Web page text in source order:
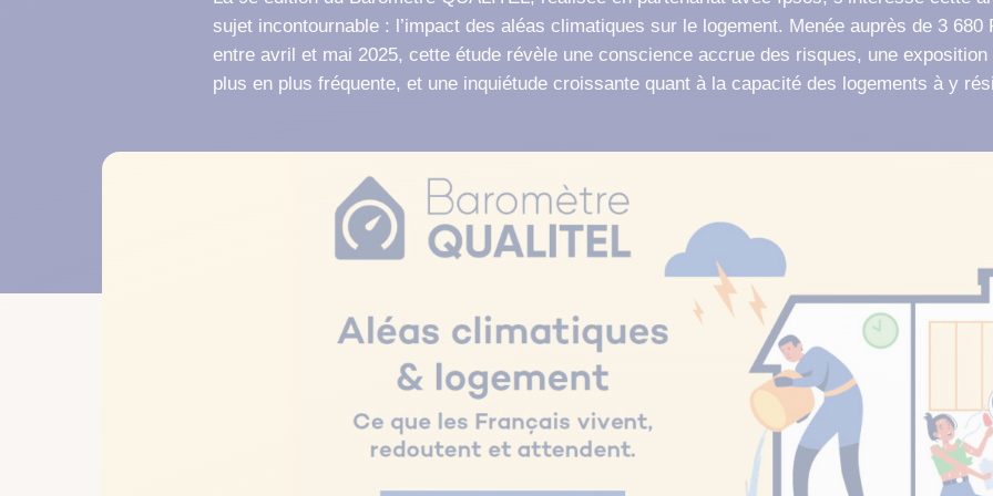
Découvrez tous les
immobiliers.
Diagnostics immobiliers
Préparer ma visite
Bien choisir ses professionnels
rénovation globale et
Trouvez un
Mes travaux d’isolation
Les bons équipements
Tous nos
Copros Vertes : des formations
gratuites à la rénovation énergétique
en copropriété
nos conseils
sujet incontournable : l’impact des aléas climatiques sur le logement. Menée auprès de 3 680
entre avril et mai 2025, cette étude révèle une conscience accrue des risques, une exposition
plus en plus fréquente, et une inquiétude croissante quant à la capacité des logements à y